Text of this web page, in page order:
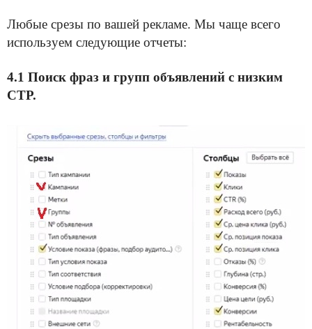
Любые срезы по вашей рекламе. Мы чаще всего
используем следующие отчеты:
4.1 Поиск фраз и групп объявлений с низким
СТР.